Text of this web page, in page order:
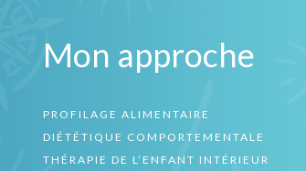
Mon approche
PROFILAGE ALIMENTAIRE
DIÉTÉTIQUE COMPORTEMENTALE
THÉRAPIE DE L’ENFANT INTÉRIEUR